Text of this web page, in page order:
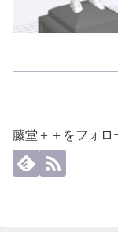
藤堂＋＋をフォロ